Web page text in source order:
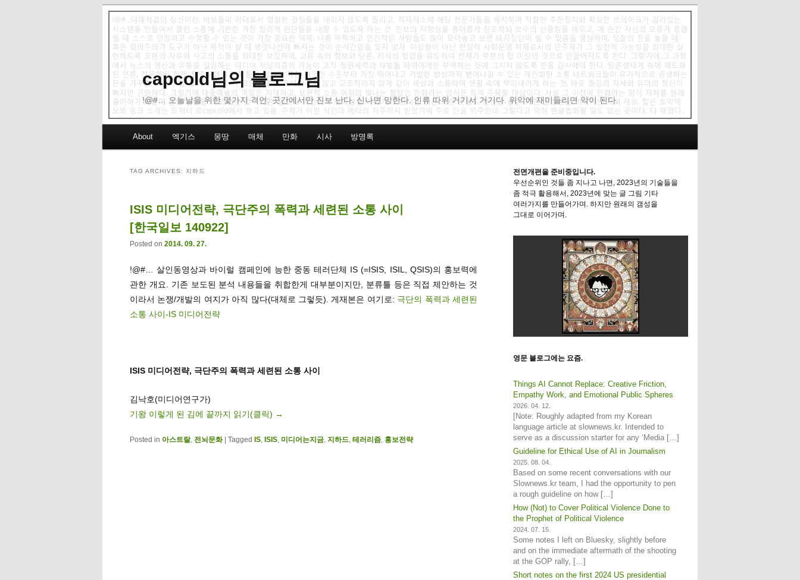
capcold님의 블로그님
!@#… 오늘날을 위한 몇가지 격언: 곳간에서만 진보 난다. 신나면 망한다. 인류 따위 거기서 거기다. 위악에 재미들리면 악이 된다.
Skip to primary content
Skip to secondary content
About 엑기스 몽땅 매체 만화 시사 방명록
TAG ARCHIVES: 지하드
ISIS 미디어전략, 극단주의 폭력과 세련된 소통 사이
[한국일보 140922]
Posted on 2014. 09. 27.
!@#… 살인동영상과 바이럴 캠페인에 능한 중동 테러단체 IS (=ISIS, ISIL, QSIS)의 홍보력에
관한 개요. 기존 보도된 분석 내용들을 취합한게 대부분이지만, 분류틀 등은 직접 제안하는 것
이라서 논쟁/개발의 여지가 아직 많다(대체로 그렇듯). 게재본은 여기로: 극단의 폭력과 세련된
소통 사이-IS 미디어전략
ISIS 미디어전략, 극단주의 폭력과 세련된 소통 사이
김낙호(미디어연구가)
기왕 이렇게 된 김에 끝까지 읽기(클릭) →
Posted in 아스트랄, 전뇌문화 | Tagged IS ISIS 미디어는지금 지하드 테러리즘 홍보전략
전면개편을 준비중입니다.
우선순위인 것들 좀 지나고 나면, 2023년의 기술들을
좀 적극 활용해서, 2023년에 맞는 글 그림 기타
여러가지를 만들어가며. 하지만 원래의 갬성을
그대로 이어가며.
영문 블로그에는 요즘.
Things AI Cannot Replace: Creative Friction,
Empathy Work, and Emotional Public Spheres
2026. 04. 12.
[Note: Roughly adapted from my Korean
language article at slownews.kr. Intended to
serve as a discussion starter for any ‘Media […]
Guideline for Ethical Use of AI in Journalism
2025. 08. 04.
Based on some recent conversations with our
Slownews.kr team, I had the opportunity to pen
a rough guideline on how […]
How (Not) to Cover Political Violence Done to
the Prophet of Political Violence
2024. 07. 15.
Some notes I left on Bluesky, slightly before
and on the immediate aftermath of the shooting
at the GOP rally, […]
Short notes on the first 2024 US presidential